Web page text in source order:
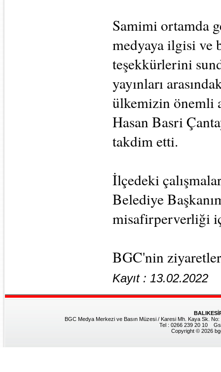
Samimi ortamda
medyaya ilgisi ve
teşekkürlerini
yayınları
ülkemizin önemli
Hasan Basri
takdim etti.
İlçedeki
Belediye
misafirperverliği
BGC'nin
Kayıt : 13.02.2022
BGC Medya Merkezi ve Basın Müzesi / Karesi Mh. Kaya Sk.
Tel : 0266 239 20 10
Copyright © 2026